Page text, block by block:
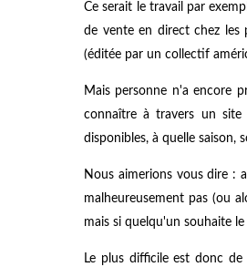
Ce serait le travail par
de vente en direct chez les
(éditée par un collectif
Mais personne n'a encore
connaître à travers un
disponibles, à quelle saison,
Nous aimerions vous dire :
malheureusement pas (ou
mais si quelqu'un souhaite
Le plus difficile est donc de